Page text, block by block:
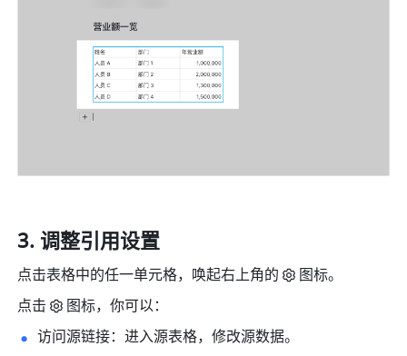
调整引用设置
点击表格中的任一单元格，唤起右上角的
图标。
点击
图标，你可以：
访问源链接：进入源表格，修改源数据。